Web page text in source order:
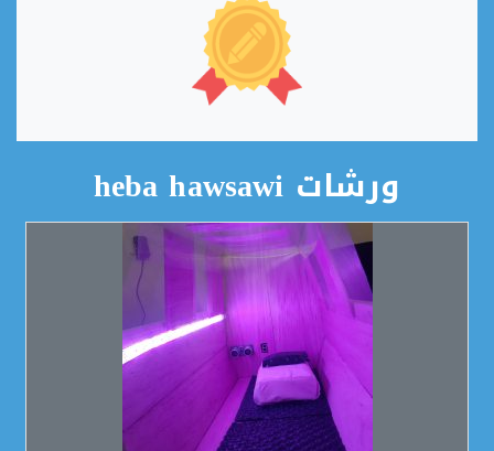
ورشات heba hawsawi